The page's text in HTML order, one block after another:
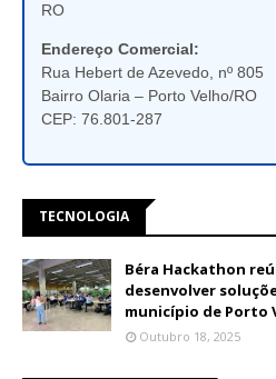
RO
Endereço Comercial:
Rua Hebert de Azevedo, nº 805
Bairro Olaria – Porto Velho/RO
CEP: 76.801-287
TECNOLOGIA
Béra Hackathon
desenvolver
município de Porto
Outubro 18, 2025